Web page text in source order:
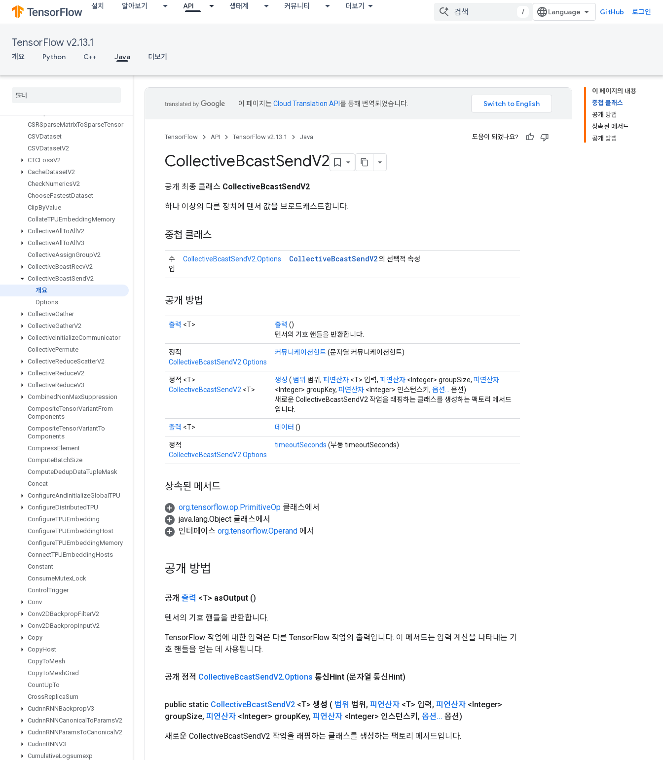
설치 알아보기 API 생태계 커뮤니티 더보기
/ GitHub 로그인
TensorFlow v2.13.1
개요 Python C++ Java 더보기
BoostedTreesSparseCalculateBestFeatureSplit
BoostedTreesTrainingPredict
BoostedTreesUpdateEnsembleV2
BroadcastDynamicShape
BroadcastTo
CSRSparseMatrixToSparseTensor
CSVDataset
CSVDatasetV2
CTCLossV2
CacheDatasetV2
CheckNumericsV2
ChooseFastestDataset
ClipByValue
CollateTPUEmbeddingMemory
CollectiveAll ToAll V2
CollectiveAll ToAll V3
CollectiveAssignGroupV2
CollectiveBcastRecvV2
CollectiveBcastSendV2
개요
Options
CollectiveGather
CollectiveGatherV2
CollectiveInitializeCommunicator
CollectivePermute
CollectiveReduceScatterV2
CollectiveReduceV2
CollectiveReduceV3
CombinedNonMaxSuppression
CompositeTensorVariantFrom
Components
CompositeTensorVariantTo
Components
CompressElement
ComputeBatchSize
ComputeDedupDataTupleMask
Concat
ConfigureAndInitializeGlobal TPU
ConfigureDistributedTPU
ConfigureTPUEmbedding
ConfigureTPUEmbeddingHost
ConfigureTPUEmbeddingMemory
ConnectTPUEmbeddingHosts
Constant
ConsumeMutexLock
Control Trigger
Conv
Conv2DBackpropFilterV2
Conv2DBackpropInputV2
Copy
CopyHost
CopyToMesh
CopyToMeshGrad
CountUpTo
CrossReplicaSum
CudnnRNNBackpropV3
CudnnRNNCanonical ToParamsV2
CudnnRNNParamsToCanonical V2
CudnnRNNV3
CumulativeLogsumexp
이 페이지의 내용
중첩 클래스
공개 방법
상속된 메서드
공개 방법
이 페이지는Cloud Translation API 를 통해 번역되었습니다.
TensorFlow API TensorFlow v2.13.1 Java 도움이 되었나요?
CollectiveBcastSendV2
공개 최종 클래스 CollectiveBcastSendV2
하나 이상의 다른 장치에 텐서 값을 브로드캐스트합니다.
중첩 클래스
수
업
CollectiveBcastSendV2.Options CollectiveBcastSendV2의 선택적 속성
공개 방법
출력 <T> 출력 ()
텐서의 기호 핸들을 반환합니다.
정적
CollectiveBcastSendV2.Options
커뮤니케이션힌트(문자열 커뮤니케이션힌트)
정적 <T>
CollectiveBcastSendV2 <T>
생성 ( 범위 범위, 피연산자 <T> 입력, 피연산자 <Integer> groupSize, 피연산자
<Integer> groupKey, 피연산자 <Integer> 인스턴스키, 옵션...
옵션)
새로운 CollectiveBcastSendV2 작업을 래핑하는 클래스를 생성하는 팩토리 메서드
입니다.
출력 <T> 데이터 ()
정적
CollectiveBcastSendV2.Options
timeoutSeconds (부동 timeoutSeconds)
상속된 메서드
org.tensorflow.op.PrimitiveOp 클래스에서
java.lang.Object 클래스에서
인터페이스 org.tensorflow.Operand 에서
공개 방법
공개 출력 <T> asOutput ()
텐서의 기호 핸들을 반환합니다.
TensorFlow 작업에 대한 입력은 다른 TensorFlow 작업의 출력입니다. 이 메서드는 입력 계산을 나타내는 기
호 핸들을 얻는 데 사용됩니다.
공개 정적 CollectiveBcastSendV2.Options 통신Hint (문자열 통신Hint)
public static CollectiveBcastSendV2 <T> 생성 ( 범위 범위 , 피연산자 <T> 입력, 피연산자 <Integer>
groupSize, 피연산자 <Integer> groupKey, 피연산자 <Integer> 인스턴스키 , 옵션... 옵션)
새로운 CollectiveBcastSendV2 작업을 래핑하는 클래스를 생성하는 팩토리 메서드입니다.